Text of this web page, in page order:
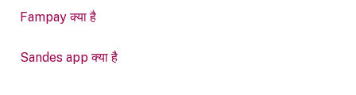
Fampay क्या है
Sandes app क्या है